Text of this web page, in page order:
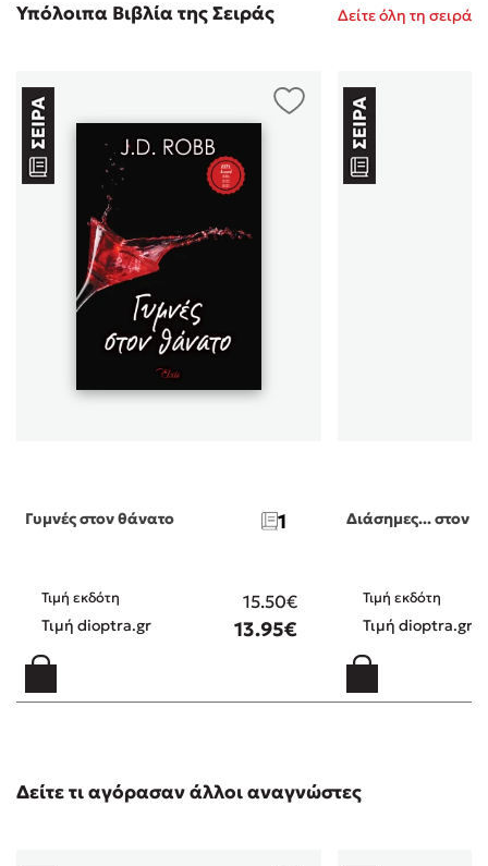
Υπόλοιπα Βιβλία της Σειράς Δείτε όλη τη σειρά
Γυμνές στον θάνατο 1
Τιμή εκδότη 15.50€
Τιμή dioptra.gr 13.95€
Διάσημες... στον
Τιμή εκδότη
Τιμή dioptra.gr
Δείτε τι αγόρασαν άλλοι αναγνώστες